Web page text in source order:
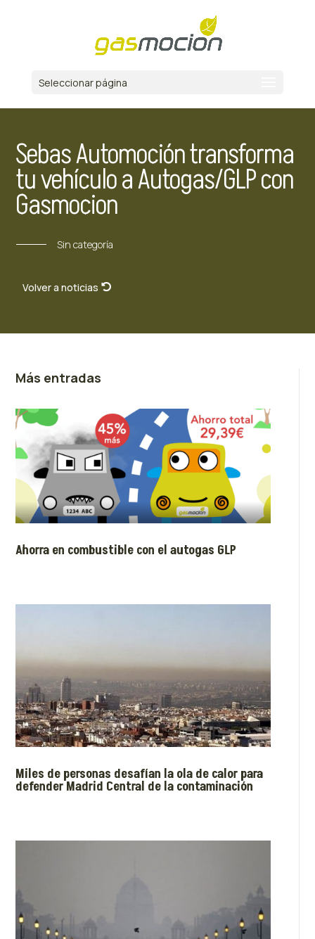
Seleccionar página
Sebas Automoción transforma
tu vehículo a Autogas/GLP con
Gasmocion
Sin categoría
Volver a noticias
Más entradas
Ahorra en combustible con el autogas GLP
Miles de personas desafían la ola de calor para
defender Madrid Central de la contaminación